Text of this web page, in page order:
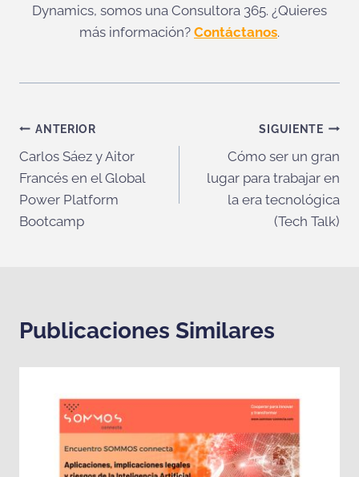
Dynamics, somos una Consultora 365. ¿Quieres
más información? Contáctanos.
Navegación
de
entradas
ANTERIOR
Carlos Sáez y Aitor
Francés en el Global
Power Platform
Bootcamp
SIGUIENTE
Cómo ser un gran
lugar para trabajar en
la era tecnológica
(Tech Talk)
Publicaciones Similares